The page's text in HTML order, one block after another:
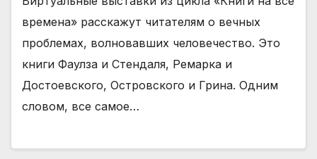
времена» расскажут читателям о вечных
проблемах, волновавших человечество. Это
книги Фаулза и Стендаля, Ремарка и
Достоевского, Островского и Грина. Одним
словом, все самое…